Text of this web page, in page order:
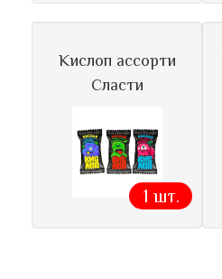
Кислоп ассорти
Сласти
1 шт.